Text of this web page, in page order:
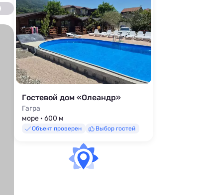
Гостевой дом «Олеандр»
Гагра
море · 600 м
Объект проверен Выбор гостей